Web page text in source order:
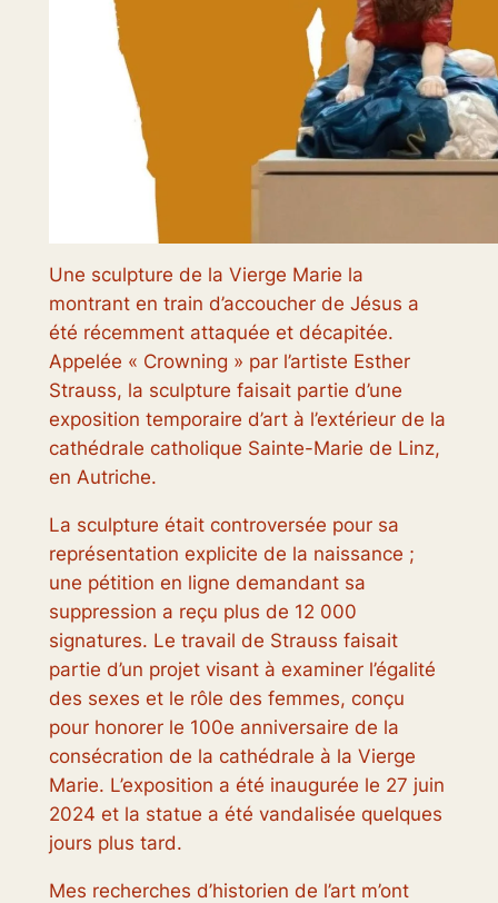
Une sculpture de la Vierge Marie la
montrant en train d’accoucher de Jésus a
été récemment attaquée et décapitée.
Appelée « Crowning » par l’artiste Esther
Strauss, la sculpture faisait partie d’une
exposition temporaire d’art à l’extérieur de la
cathédrale catholique Sainte-Marie de Linz,
en Autriche.
La sculpture était controversée pour sa
représentation explicite de la naissance ;
une pétition en ligne demandant sa
suppression a reçu plus de 12 000
signatures. Le travail de Strauss faisait
partie d’un projet visant à examiner l’égalité
des sexes et le rôle des femmes, conçu
pour honorer le 100e anniversaire de la
consécration de la cathédrale à la Vierge
Marie. L’exposition a été inaugurée le 27 juin
2024 et la statue a été vandalisée quelques
jours plus tard.
Mes recherches d’historien de l’art m’ont